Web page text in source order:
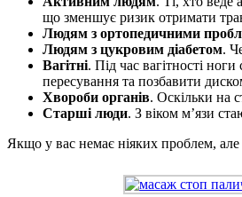
що зменшує ризик отримати
Людям з ортопедичними
Людям з цукровим діабетом.
Вагітні. Під час вагітності
пересування та позбавити
Хвороби органів. Оскільки на
Старші люди. З віком м’язи
Якщо у вас немає ніяких проблем,